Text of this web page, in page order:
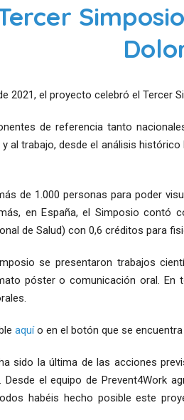
2021, el proyecto celebró el Tercer
de referencia tanto
al trabajo, desde el análisis
de 1.000 personas para poder
en España, el Simposio contó
de Salud) con 0,6 créditos para
se presentaron trabajos
póster o comunicación oral.
aquío en el botón que se encuentra
sido la última de las acciones
el equipo de Prevent4Work
habéis hecho posible este